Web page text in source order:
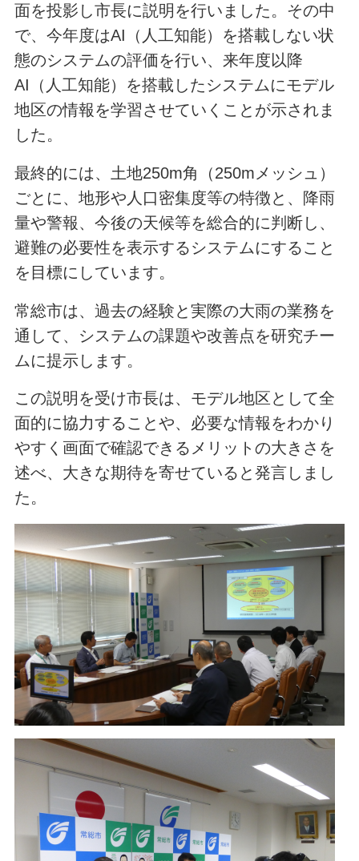
面を投影し市長に説明を行いました。その中
で、今年度はAI（人工知能）を搭載しない状
態のシステムの評価を行い、来年度以降
AI（人工知能）を搭載したシステムにモデル
地区の情報を学習させていくことが示されま
した。
最終的には、土地250m角（250mメッシュ）
ごとに、地形や人口密集度等の特徴と、降雨
量や警報、今後の天候等を総合的に判断し、
避難の必要性を表示するシステムにすること
を目標にしています。
常総市は、過去の経験と実際の大雨の業務を
通して、システムの課題や改善点を研究チー
ムに提示します。
この説明を受け市長は、モデル地区として全
面的に協力することや、必要な情報をわかり
やすく画面で確認できるメリットの大きさを
述べ、大きな期待を寄せていると発言しまし
た。